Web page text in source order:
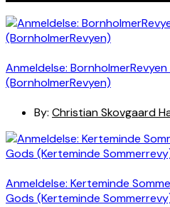
Anmeldelse:
(BornholmerRevyen)
By: Christian Skovgaard
Anmeldelse: Kerteminde
Gods (Kerteminde